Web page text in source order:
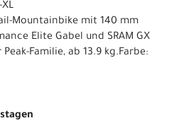
Mountainbike mit 140 mm
Elite Gabel und SRAM GX
Familie, ab 13.9 kg.Farbe: